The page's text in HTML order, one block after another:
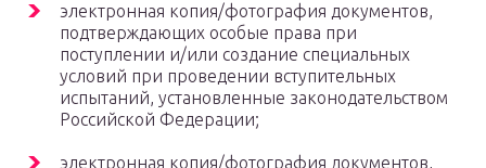
электронная копия/фотография документов,
подтверждающих особые права при
поступлении и/или создание специальных
условий при проведении вступительных
испытаний, установленные законодательством
Российской Федерации;
электронная копия/фотография документов,